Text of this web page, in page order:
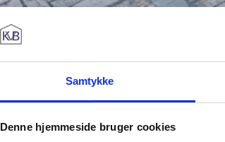
Samtykke
Denne hjemmeside bruger cookies
og byggesagkyndig
dokumentation samlet et sted